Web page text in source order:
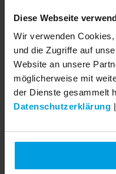
Diese Webseite
Wir verwenden
und die Zugriffe auf
Website an unsere
möglicherweise mit
der Dienste gesammelt
Datenschutzerklärung |